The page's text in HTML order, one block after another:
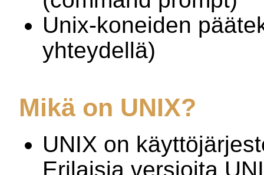
Unix-koneiden
yhteydellä)
Mikä on UNIX?
UNIX on
Erilaisia versioita